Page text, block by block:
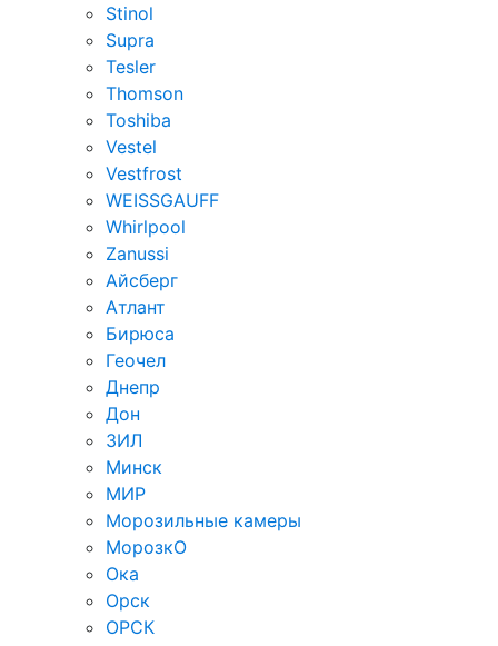
Stinol
Supra
Tesler
Thomson
Toshiba
Vestel
Vestfrost
WEISSGAUFF
Whirlpool
Zanussi
Айсберг
Атлант
Бирюса
Геочел
Днепр
Дон
ЗИЛ
Минск
МИР
Морозильные камеры
МорозкО
Ока
Орск
ОРСК